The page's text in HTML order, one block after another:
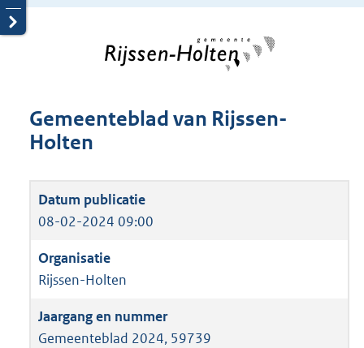
Gemeenteblad van Rijssen-
Holten
08-02-2024 09:00
Rijssen-Holten
Gemeenteblad 2024, 59739